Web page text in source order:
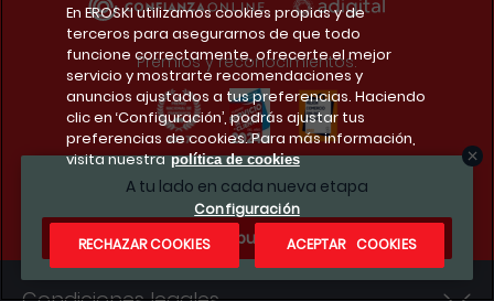
A tu lado en cada nueva etapa
¿Te apuntas?
Premios y reconocimientos:
Descarga la app del club
En EROSKI utilizamos cookies propias y de
terceros para asegurarnos de que todo
funcione correctamente, ofrecerte el mejor
servicio y mostrarte recomendaciones y
anuncios ajustados a tus preferencias. Haciendo
clic en ‘Configuración’, podrás ajustar tus
preferencias de cookies. Para más información,
visita nuestra política de cookies
Configuración
RECHAZAR COOKIES
ACEPTAR COOKIES